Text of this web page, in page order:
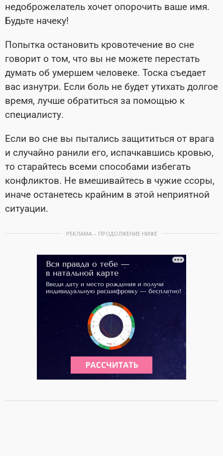
недоброжелатель хочет опорочить ваше имя.
Будьте начеку!
Попытка остановить кровотечение во сне
говорит о том, что вы не можете перестать
думать об умершем человеке. Тоска съедает
вас изнутри. Если боль не будет утихать долгое
время, лучше обратиться за помощью к
специалисту.
Если во сне вы пытались защититься от врага
и случайно ранили его, испачкавшись кровью,
то старайтесь всеми способами избегать
конфликтов. Не вмешивайтесь в чужие ссоры,
иначе останетесь крайним в этой неприятной
ситуации.
РЕКЛАМА – ПРОДОЛЖЕНИЕ НИЖЕ